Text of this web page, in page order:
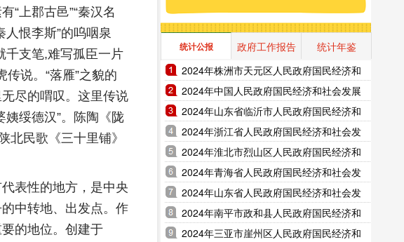
上郡古邑”“秦汉名
人恨李斯”的呜咽泉
千支笔,难写孤臣一片
说。“落雁”之貌的
尽的喟叹。这里传说
绥德汉”。陈陶《陇
北民歌《三十里铺》
表性的地方，是中央
中转地、出发点。作
的地位。创建于
统计公报 政府工作报告
统计年鉴
2024年株洲市天元区人民政府国民经济和
社会发展统计公报（2025年更新）
2024年中国人民政府国民经济和社会发展
统计公报（2025年更新）
2024年山东省临沂市人民政府国民经济和
社会发展统计公报（2025年更新）
2024年浙江省人民政府国民经济和社会发
展统计公报（2025年更新）
2024年淮北市烈山区人民政府国民经济和
社会发展统计公报（2025年更新）
2024年青海省人民政府国民经济和社会发
展统计公报（2025年更新）
2024年山东省人民政府国民经济和社会发
展统计公报（2025年更新）
2024年南平市政和县人民政府国民经济和
社会发展统计公报（2025年更新）
2024年三亚市崖州区人民政府国民经济和